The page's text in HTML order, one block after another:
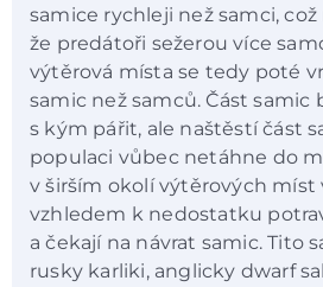
samice rychleji než samci, což
že predátoři sežerou více
výtěrová místa se tedy poté
samic než samců. Část samic
s kým pářit, ale naštěstí část
populaci vůbec netáhne do
v širším okolí výtěrových míst
vzhledem k nedostatku
a čekají na návrat samic. Tito
rusky karliki, anglicky dwarf